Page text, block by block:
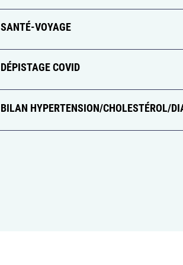
SANTÉ-VOYAGE
DÉPISTAGE COVID
BILAN HYPERTENSION/CHOLESTÉROL/